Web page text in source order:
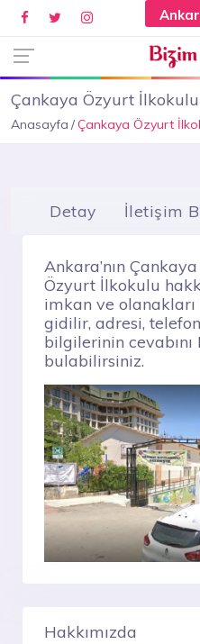
Çankaya Özyurt İlkokulu
Anasayfa Çankaya Özyurt
Detay İletişim
Ankara’nın
Özyurt İlkokulu
imkan ve olanakları
gidilir, adresi,
bilgilerinin cevabını
bulabilirsiniz.
Hakkımızda